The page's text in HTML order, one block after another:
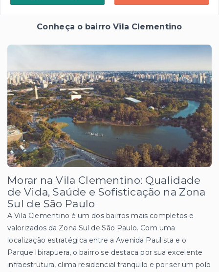
Conheça o bairro Vila Clementino
Morar na Vila Clementino: Qualidade
de Vida, Saúde e Sofisticação na Zona
Sul de São Paulo
A Vila Clementino é um dos bairros mais completos e
valorizados da Zona Sul de São Paulo. Com uma
localização estratégica entre a Avenida Paulista e o
Parque Ibirapuera, o bairro se destaca por sua excelente
infraestrutura, clima residencial tranquilo e por ser um polo